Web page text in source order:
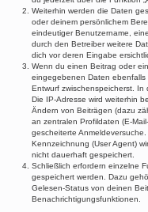
Weiterhin werden die Daten
oder deinem persönlichem
eindeutiger Benutzername,
durch den Betreiber weitere
dich vor deren Eingabe
Wenn du einen Beitrag oder
eingegebenen Daten
Entwurf zwischenspeicherst.
Die IP-Adresse wird weiterhin
Ändern von Beiträgen (dazu
an zentralen Profildaten (E-
gescheiterte
Kennzeichnung (User Agent)
nicht dauerhaft gespeichert.
Schließlich erfordern einzelne
gespeichert werden. Dazu
Gelesen-Status von deinen
Benachrichtigungsfunktionen.